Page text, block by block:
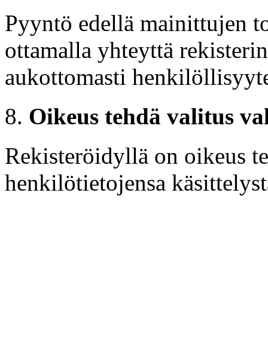
Pyyntö edellä mainittujen
ottamalla yhteyttä
aukottomasti
Oikeus tehdä valitus
Rekisteröidyllä on oikeus
henkilötietojensa